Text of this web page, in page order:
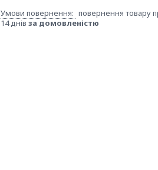
повернення товару
14 днів за домовленістю